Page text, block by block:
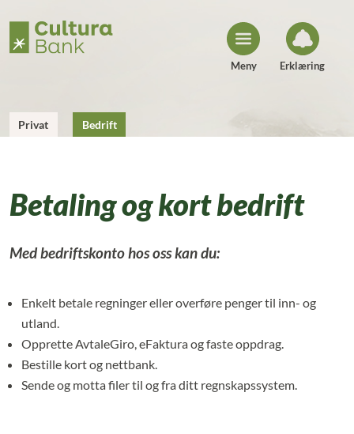
o
Meny Erklæring
Privat Bedrift
Betaling og kort bedrift
Med bedriftskonto hos oss kan du:
Enkelt betale regninger eller overføre penger til inn- og
utland.
Opprette AvtaleGiro, eFaktura og faste oppdrag.
Bestille kort og nettbank.
Sende og motta filer til og fra ditt regnskapssystem.